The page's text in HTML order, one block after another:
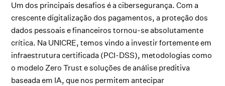
Um dos principais desafios é a cibersegurança. Com a
crescente digitalização dos pagamentos, a proteção dos
dados pessoais e financeiros tornou-se absolutamente
crítica. Na UNICRE, temos vindo a investir fortemente em
infraestrutura certificada (PCI-DSS), metodologias como
o modelo Zero Trust e soluções de análise preditiva
baseada em IA, que nos permitem antecipar